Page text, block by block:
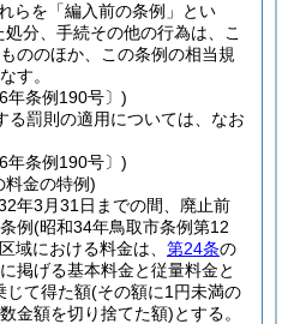
らを「編入前の条例」とい
分、手続その他の行為は、こ
ののほか、この条例の相当規
す。
条例190号〕)
る罰則の適用については、なお
条例190号〕)
料金の特例)
年3月31日までの間、廃止前
例(昭和34年鳥取市条例第12
域における料金は、 第24条の
に掲げる基本料金と従量料金と
じて得た額(その額に1円未満の
金額を切り捨てた額)とする。